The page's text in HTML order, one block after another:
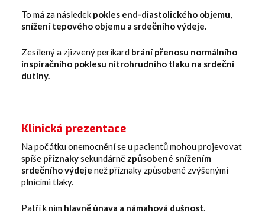
To má za následek pokles end-diastolického objemu,
snížení tepového objemu a srdečního výdeje.
Zesílený a zjizvený perikard brání přenosu normálního
inspiračního poklesu nitrohrudního tlaku na srdeční
dutiny.
Klinická prezentace
Na počátku onemocnění se u pacientů mohou projevovat
spíše příznakysekundárně způsobené snížením
srdečního výdeje než příznaky způsobené zvýšenými
plnicími tlaky.
Patří k nim hlavně únava a námahová dušnost.